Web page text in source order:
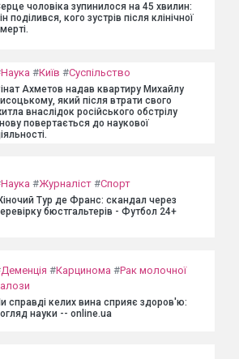
чоловіка зупинилося на 45 хвилин:
поділився, кого зустрів після клінічної
Наука #Київ #Суспільство
Ахметов надав квартиру Михайлу
який після втрати свого
внаслідок російського обстрілу
повертається до наукової
Наука #Журналіст #Спорт
Тур де Франс: скандал через
бюстгальтерів - Футбол 24+
Деменція #Карцинома #Рак молочної
справді келих вина сприяє здоров'ю:
науки -- online.ua